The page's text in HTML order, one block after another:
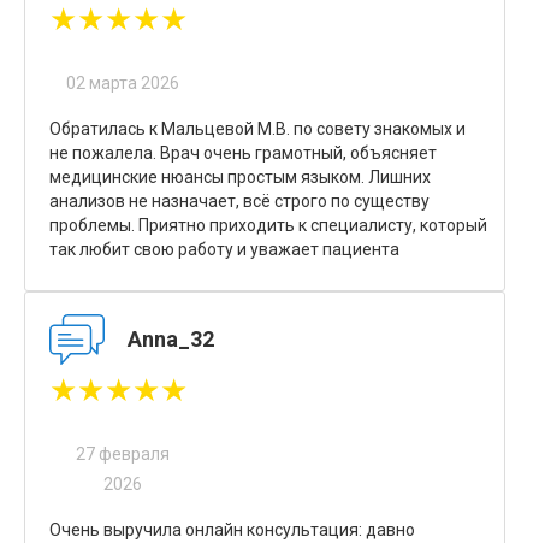
★★★★★
02 марта 2026
Обратилась к Мальцевой М.В. по совету знакомых и
не пожалела. Врач очень грамотный, объясняет
медицинские нюансы простым языком. Лишних
анализов не назначает, всё строго по существу
проблемы. Приятно приходить к специалисту, который
так любит свою работу и уважает пациента
Anna_32
★★★★★
27 февраля
2026
Очень выручила онлайн консультация: давно